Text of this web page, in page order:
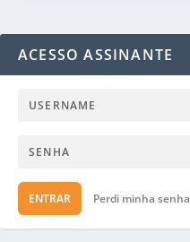
ACESSO ASSINANTE
ENTRAR Perdi minha senha